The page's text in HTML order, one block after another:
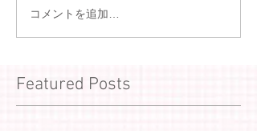
コメントを追加…
Featured Posts